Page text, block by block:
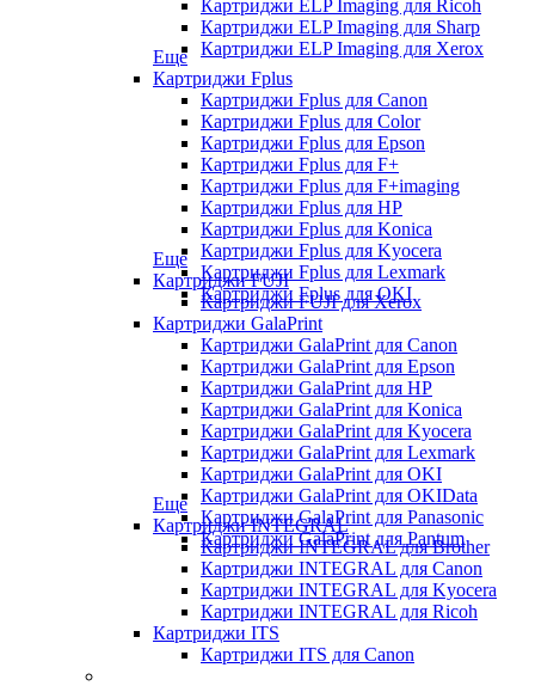
Картриджи ELP Imaging для Ricoh
Картриджи ELP Imaging для Sharp
Картриджи ELP Imaging для Xerox
Еще
Картриджи Fplus
Картриджи Fplus для Canon
Картриджи Fplus для Color
Картриджи Fplus для Epson
Картриджи Fplus для F+
Картриджи Fplus для F+imaging
Картриджи Fplus для HP
Картриджи Fplus для Konica
Картриджи Fplus для Kyocera
Картриджи Fplus для Lexmark
Картриджи Fplus для OKI
Еще
Картриджи FUJI
Картриджи FUJI для Xerox
Картриджи GalaPrint
Картриджи GalaPrint для Canon
Картриджи GalaPrint для Epson
Картриджи GalaPrint для HP
Картриджи GalaPrint для Konica
Картриджи GalaPrint для Kyocera
Картриджи GalaPrint для Lexmark
Картриджи GalaPrint для OKI
Картриджи GalaPrint для OKIData
Картриджи GalaPrint для Panasonic
Картриджи GalaPrint для Pantum
Еще
Картриджи INTEGRAL
Картриджи INTEGRAL для Brother
Картриджи INTEGRAL для Canon
Картриджи INTEGRAL для Kyocera
Картриджи INTEGRAL для Ricoh
Картриджи ITS
Картриджи ITS для Canon